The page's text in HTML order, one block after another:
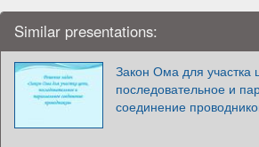
Similar presentations:
Закон Ома для участка
последовательное и
соединение